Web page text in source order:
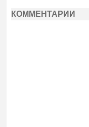
КОММЕНТАРИИ